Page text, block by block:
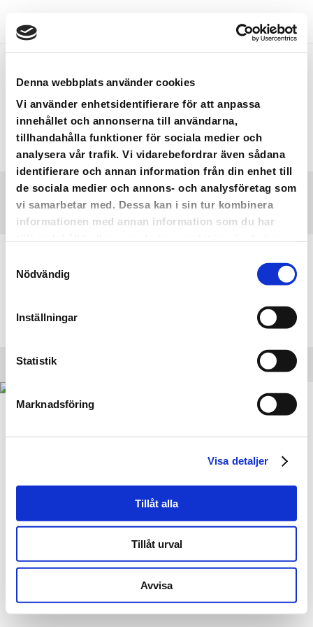
Denna webbplats använder cookies
Vi använder enhetsidentifierare för att anpassa
innehållet och annonserna till användarna,
tillhandahålla funktioner för sociala medier och
analysera vår trafik. Vi vidarebefordrar även sådana
identifierare och annan information från din enhet till
de sociala medier och annons- och analysföretag som
vi samarbetar med. Dessa kan i sin tur kombinera
informationen med annan information som du har
Nödvändig
Inställningar
Statistik
Marknadsföring
Visa detaljer
Tillåt alla
Tillåt urval
Avvisa
MAP
HOME MAP
Ricklundgården · Axel Aron 6, 91270 · Marsfjäll ·
info.ricklundgarden@gmail.com
Producerad av Jo Kommunikation.